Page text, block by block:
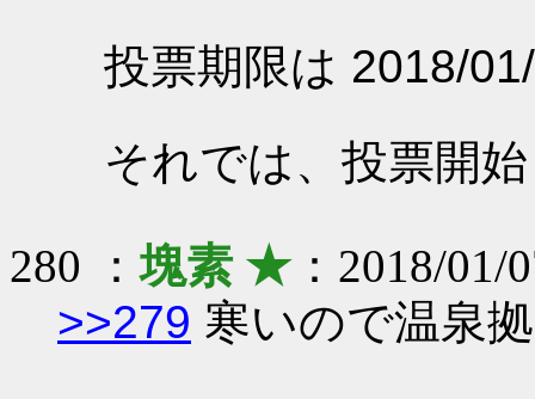
投票期限は 2018/
それでは、投票開
280 ：塊素 ★：2018/01/
>>279 寒いので温泉